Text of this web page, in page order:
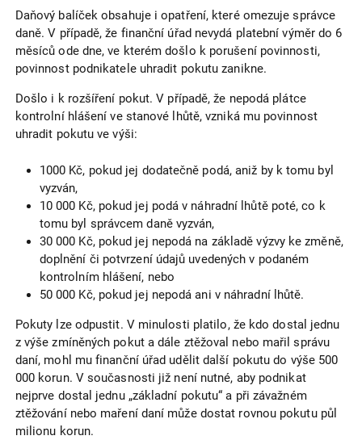
Daňový balíček obsahuje i opatření, které omezuje správce
daně. V případě, že finanční úřad nevydá platební výměr do 6
měsíců ode dne, ve kterém došlo k porušení povinnosti,
povinnost podnikatele uhradit pokutu zanikne.
Došlo i k rozšíření pokut. V případě, že nepodá plátce
kontrolní hlášení ve stanové lhůtě, vzniká mu povinnost
uhradit pokutu ve výši:
1000 Kč, pokud jej dodatečně podá, aniž by k tomu byl
vyzván,
10 000 Kč, pokud jej podá v náhradní lhůtě poté, co k
tomu byl správcem daně vyzván,
30 000 Kč, pokud jej nepodá na základě výzvy ke změně,
doplnění či potvrzení údajů uvedených v podaném
kontrolním hlášení, nebo
50 000 Kč, pokud jej nepodá ani v náhradní lhůtě.
Pokuty lze odpustit. V minulosti platilo, že kdo dostal jednu
z výše zmíněných pokut a dále ztěžoval nebo mařil správu
daní, mohl mu finanční úřad udělit další pokutu do výše 500
000 korun. V současnosti již není nutné, aby podnikat
nejprve dostal jednu „základní pokutu“ a při závažném
ztěžování nebo maření daní může dostat rovnou pokutu půl
milionu korun.